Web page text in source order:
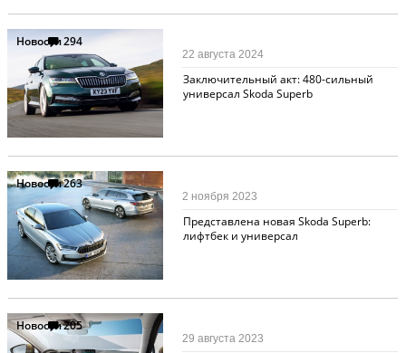
Новости294
Заключительный акт: 480-сильный
универсал Skoda Superb
22 августа 2024
Новости263
Представлена новая Skoda Superb:
лифтбек и универсал
2 ноября 2023
Новости205
29 августа 2023